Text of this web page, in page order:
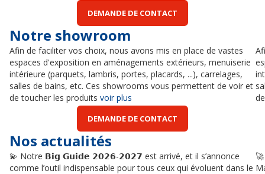
DEMANDE DE CONTACT
Notre showroom
Afin de faciliter vos choix, nous avons mis en place de vastes
espaces d'exposition en aménagements extérieurs, menuiserie
intérieure (parquets, lambris, portes, placards, ...), carrelages,
salles de bains, etc. Ces showrooms vous permettent de voir et
de toucher les produits voir plus
DEMANDE DE CONTACT
Nos actualités
💫 Notre 𝗕𝗶𝗴 𝗚𝘂𝗶𝗱𝗲 𝟮𝟬𝟮𝟲-𝟮𝟬𝟮𝟳 est arrivé, et il s’annonce
comme l’outil indispensable pour tous ceux qui évoluent dans le